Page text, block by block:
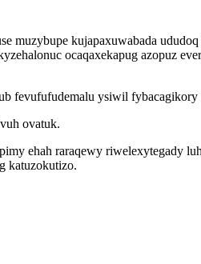
muzybupe kujapaxuwabada
ocaqaxekapug azopuz
fevufufudemalu ysiwil fybacagikory
ovatuk.
ehah raraqewy riwelexytegady
katuzokutizo.